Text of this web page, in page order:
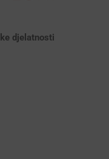
djelatnosti